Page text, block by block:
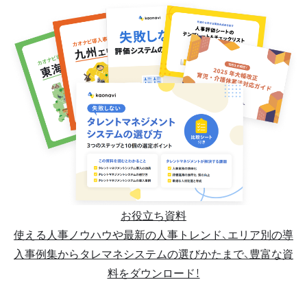
お役立ち資料
使える人事ノウハウや最新の人事トレンド、エリア別の導
入事例集からタレマネシステムの選びかたまで、豊富な資
料をダウンロード！